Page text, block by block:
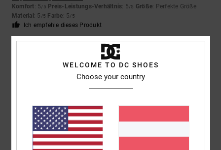
Komfort: 5/5 Preis-Leistungs-Verhältnis: 5/5 Größe: Perfekte Größe
Material : 5 /5 Farbe: 5/5
Ich empfehle dieses Produkt
4/5
Gute, robuste Kinderschuhe
Original anzeigen - English
Komfort: 5/5 Preis-Leistungs-Verhältnis
: 4/5
WELCOME TO DC SHOES
Choose your country